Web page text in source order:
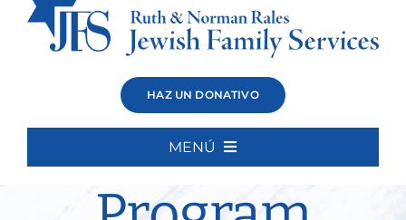
HAZ UN DONATIVO
MENÚ
Cognitive
Intensive